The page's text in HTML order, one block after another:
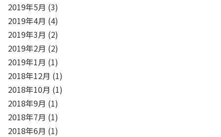
2019年5月 (3)
2019年4月 (4)
2019年3月 (2)
2019年2月 (2)
2019年1月 (1)
2018年12月 (1)
2018年10月 (1)
2018年9月 (1)
2018年7月 (1)
2018年6月 (1)